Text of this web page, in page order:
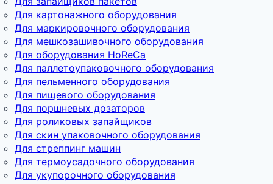
Для картонажного оборудования
Для маркировочного оборудования
Для мешкозашивочного оборудования
Для оборудования HoReCa
Для паллетоупаковочного оборудования
Для пельменного оборудования
Для пищевого оборудования
Для поршневых дозаторов
Для роликовых запайщиков
Для скин упаковочного оборудования
Для стреппинг машин
Для термоусадочного оборудования
Для укупорочного оборудования